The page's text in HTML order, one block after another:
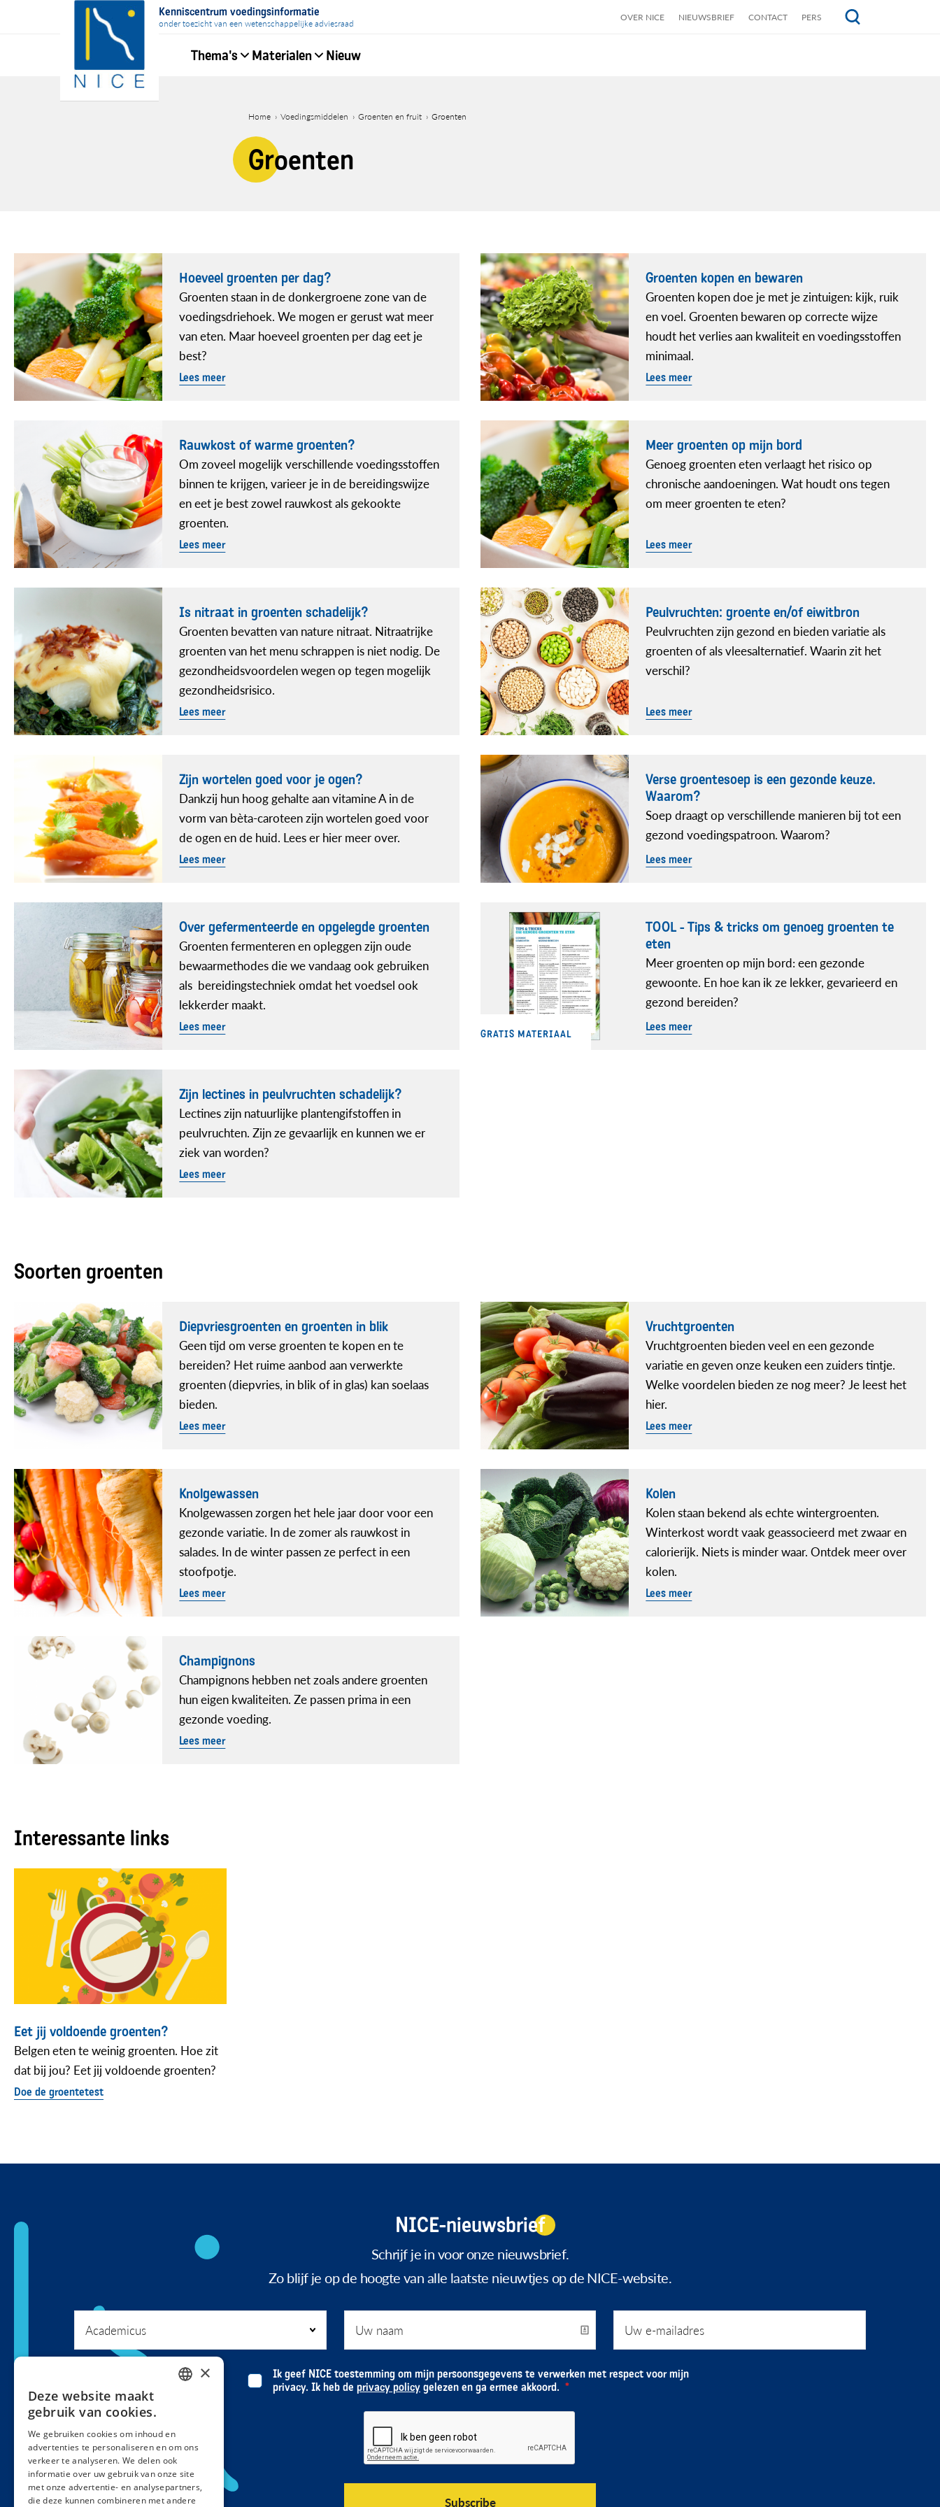
Kenniscentrum voedingsinformatie
onder toezicht van een wetenschappelijke adviesraad
OVER NICE NIEUWSBRIEF CONTACT PERS
Thema's Materialen Nieuw
Kruimelpad
Home Voedingsmiddelen Groenten en fruit Groenten
Groenten
Hoeveel groenten per dag?
Groenten staan in de donkergroene zone van de
voedingsdriehoek. We mogen er gerust wat meer
van eten. Maar hoeveel groenten per dag eet je
best?
Lees meer
Groenten kopen en bewaren
Groenten kopen doe je met je zintuigen: kijk, ruik
en voel. Groenten bewaren op correcte wijze
houdt het verlies aan kwaliteit en voedingsstoffen
minimaal.
Lees meer
Rauwkost of warme groenten?
Om zoveel mogelijk verschillende voedingsstoffen
binnen te krijgen, varieer je in de bereidingswijze
en eet je best zowel rauwkost als gekookte
groenten.
Lees meer
Meer groenten op mijn bord
Genoeg groenten eten verlaagt het risico op
chronische aandoeningen. Wat houdt ons tegen
om meer groenten te eten?
Lees meer
Is nitraat in groenten schadelijk?
Groenten bevatten van nature nitraat. Nitraatrijke
groenten van het menu schrappen is niet nodig. De
gezondheidsvoordelen wegen op tegen mogelijk
gezondheidsrisico.
Lees meer
Peulvruchten: groente en/of eiwitbron
Peulvruchten zijn gezond en bieden variatie als
groenten of als vleesalternatief. Waarin zit het
verschil?
Lees meer
Zijn wortelen goed voor je ogen?
Dankzij hun hoog gehalte aan vitamine A in de
vorm van bèta-caroteen zijn wortelen goed voor
de ogen en de huid. Lees er hier meer over.
Lees meer
Verse groentesoep is een gezonde keuze.
Waarom?
Soep draagt op verschillende manieren bij tot een
gezond voedingspatroon. Waarom?
Lees meer
Over gefermenteerde en opgelegde groenten
Groenten fermenteren en opleggen zijn oude
bewaarmethodes die we vandaag ook gebruiken
als bereidingstechniek omdat het voedsel ook
lekkerder maakt.
Lees meer
GRATIS MATERIAAL
TOOL - Tips & tricks om genoeg groenten te
eten
Meer groenten op mijn bord: een gezonde
gewoonte. En hoe kan ik ze lekker, gevarieerd en
gezond bereiden?
Lees meer
Zijn lectines in peulvruchten schadelijk?
Lectines zijn natuurlijke plantengifstoffen in
peulvruchten. Zijn ze gevaarlijk en kunnen we er
ziek van worden?
Lees meer
Soorten groenten
Diepvriesgroenten en groenten in blik
Geen tijd om verse groenten te kopen en te
bereiden? Het ruime aanbod aan verwerkte
groenten (diepvries, in blik of in glas) kan soelaas
bieden.
Lees meer
Vruchtgroenten
Vruchtgroenten bieden veel en een gezonde
variatie en geven onze keuken een zuiders tintje.
Welke voordelen bieden ze nog meer? Je leest het
hier.
Lees meer
Knolgewassen
Knolgewassen zorgen het hele jaar door voor een
gezonde variatie. In de zomer als rauwkost in
salades. In de winter passen ze perfect in een
stoofpotje.
Lees meer
Kolen
Kolen staan bekend als echte wintergroenten.
Winterkost wordt vaak geassocieerd met zwaar en
calorierijk. Niets is minder waar. Ontdek meer over
kolen.
Lees meer
Champignons
Champignons hebben net zoals andere groenten
hun eigen kwaliteiten. Ze passen prima in een
gezonde voeding.
Lees meer
Interessante links
Eet jij voldoende groenten?
Belgen eten te weinig groenten. Hoe zit
dat bij jou? Eet jij voldoende groenten?
Doe de groentetest
NICE-nieuwsbrief
Schrijf je in voor onze nieuwsbrief.
Zo blijf je op de hoogte van alle laatste nieuwtjes op de NICE-website.
Ik geef NICE toestemming om mijn persoonsgegevens te verwerken met respect voor mijn
privacy. Ik heb de privacy policy gelezen en ga ermee akkoord.
×
Deze website maakt
gebruik van cookies.
We gebruiken cookies om inhoud en
advertenties te personaliseren en om ons
verkeer te analyseren. We delen ook
informatie over uw gebruik van onze site
met onze advertentie- en analysepartners,
die deze kunnen combineren met andere